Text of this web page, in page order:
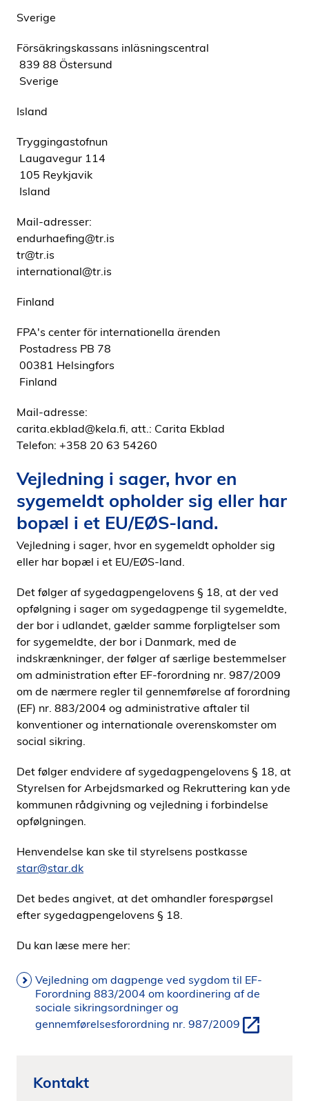
Sverige
Försäkringskassans inläsningscentral
839 88 Östersund
Sverige
Island
Tryggingastofnun
Laugavegur 114
105 Reykjavik
Island
Mail-adresser:
endurhaefing@tr.is
tr@tr.is
international@tr.is
Finland
FPA's center för internationella ärenden
Postadress PB 78
00381 Helsingfors
Finland
Mail-adresse:
carita.ekblad@kela.fi, att.: Carita Ekblad
Telefon: +358 20 63 54260
Vejledning i sager, hvor en
sygemeldt opholder sig eller har
bopæl i et EU/EØS-land.
Vejledning i sager, hvor en sygemeldt opholder sig
eller har bopæl i et EU/EØS-land.
Det følger af sygedagpengelovens § 18, at der ved
opfølgning i sager om sygedagpenge til sygemeldte,
der bor i udlandet, gælder samme forpligtelser som
for sygemeldte, der bor i Danmark, med de
indskrænkninger, der følger af særlige bestemmelser
om administration efter EF-forordning nr. 987/2009
om de nærmere regler til gennemførelse af forordning
(EF) nr. 883/2004 og administrative aftaler til
konventioner og internationale overenskomster om
social sikring.
Det følger endvidere af sygedagpengelovens § 18, at
Styrelsen for Arbejdsmarked og Rekruttering kan yde
kommunen rådgivning og vejledning i forbindelse
opfølgningen.
Henvendelse kan ske til styrelsens postkasse
star@star.dk
Det bedes angivet, at det omhandler forespørgsel
efter sygedagpengelovens § 18.
Du kan læse mere her:
Vejledning om dagpenge ved sygdom til EF-
Forordning 883/2004 om koordinering af de
sociale sikringsordninger og
gennemførelsesforordning nr. 987/2009
Kontakt